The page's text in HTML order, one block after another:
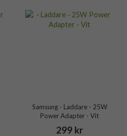
Samsung - Laddare - 25W
Power Adapter - Vit
299 kr